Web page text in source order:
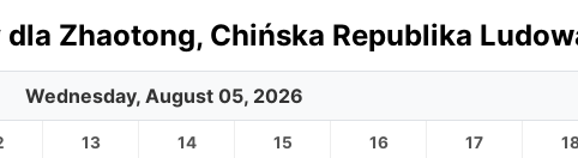
Zhaotong, Chińska Republika
Wednesday, August 05, 2026
13 14 15 16 17